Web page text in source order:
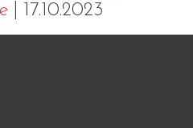
| 17.10.2023